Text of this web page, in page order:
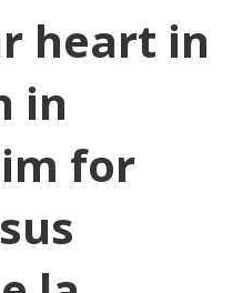
heart in
in
for